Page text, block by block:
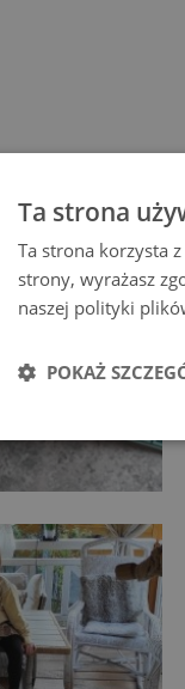
Ta strona
Ta strona korzysta
strony, wyrażasz
naszej polityki
POKAŻ